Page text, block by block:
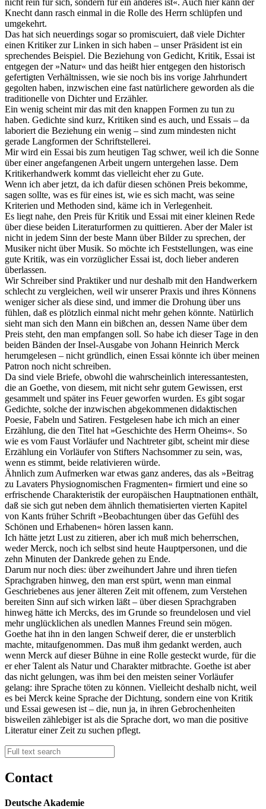
nicht rein für sich, sondern für ein anderes ist«. Auch hier kann der
Knecht dann rasch einmal in die Rolle des Herrn schlüpfen und
umgekehrt.
Das hat sich neuerdings sogar so promiscuiert, daß viele Dichter
einen Kritiker zur Linken in sich haben – unser Präsident ist ein
sprechendes Beispiel. Die Beziehung von Gedicht, Kritik, Essai ist
entgegen der »Natur« und das heißt hier entgegen den historisch
gefertigten Verhältnissen, wie sie noch bis ins vorige Jahrhundert
gegolten haben, inzwischen eine fast natürlichere geworden als die
traditionelle von Dichter und Erzähler.
Ein wenig scheint mir das mit den knappen Formen zu tun zu
haben. Gedichte sind kurz, Kritiken sind es auch, und Essais – da
laboriert die Beziehung ein wenig – sind zum mindesten nicht
gerade Langformen der Schriftstellerei.
Mir wird ein Essai bis zum heutigen Tag schwer, weil ich die Sonne
über einer angefangenen Arbeit ungern untergehen lasse. Dem
Kritikerhandwerk kommt das vielleicht eher zu Gute.
Wenn ich aber jetzt, da ich dafür diesen schönen Preis bekomme,
sagen sollte, was es für eines ist, wie es sich macht, was seine
Kriterien und Methoden sind, käme ich in Verlegenheit.
Es liegt nahe, den Preis für Kritik und Essai mit einer kleinen Rede
über diese beiden Literaturformen zu quittieren. Aber der Maler ist
nicht in jedem Sinn der beste Mann über Bilder zu sprechen, der
Musiker nicht über Musik. So möchte ich Feststellungen, was eine
gute Kritik, was ein vorzüglicher Essai ist, doch lieber anderen
überlassen.
Wir Schreiber sind Praktiker und nur deshalb mit den Handwerkern
schlecht zu vergleichen, weil wir unserer Praxis und ihres Könnens
weniger sicher als diese sind, und immer die Drohung über uns
fühlen, daß es plötzlich einmal nicht mehr gehen könnte. Natürlich
sieht man sich den Mann ein bißchen an, dessen Name über dem
Preis steht, den man empfangen soll. So habe ich dieser Tage in den
beiden Bänden der Insel-Ausgabe von Johann Heinrich Merck
herumgelesen – nicht gründlich, einen Essai könnte ich über meinen
Patron noch nicht schreiben.
Da sind viele Briefe, obwohl die wahrscheinlich interessantesten,
die an Goethe, von diesem, mit nicht sehr gutem Gewissen, erst
gesammelt und später ins Feuer geworfen wurden. Es gibt sogar
Gedichte, solche der inzwischen abgekommenen didaktischen
Poesie, Fabeln und Satiren. Festgelesen habe ich mich an einer
Erzählung, die den Titel hat »Geschichte des Herrn Oheims«. So
wie es vom Faust Vorläufer und Nachtreter gibt, scheint mir diese
Erzählung ein Vorläufer von Stifters Nachsommer zu sein, was,
wenn es stimmt, beide relativieren würde.
Ähnlich zum Aufmerken war etwas ganz anderes, das als »Beitrag
zu Lavaters Physiognomischen Fragmenten« firmiert und eine so
erfrischende Charakteristik der europäischen Hauptnationen enthält,
daß sie sich gut neben dem ähnlich thematisierten vierten Kapitel
von Kants früher Schrift »Beobachtungen über das Gefühl des
Schönen und Erhabenen« hören lassen kann.
Ich hätte jetzt Lust zu zitieren, aber ich muß mich beherrschen,
weder Merck, noch ich selbst sind heute Hauptpersonen, und die
zehn Minuten der Dankrede gehen zu Ende.
Darum nur noch dies: über zweihundert Jahre und ihren tiefen
Sprachgraben hinweg, den man erst spürt, wenn man einmal
Geschriebenes aus jener älteren Zeit mit offenem, zum Verstehen
bereiten Sinn auf sich wirken läßt – über diesen Sprachgraben
hinweg hätte ich Mercks, des im Grunde so freundelosen und viel
mehr unglücklichen als unedlen Mannes Freund sein mögen.
Goethe hat ihn in den langen Schweif derer, die er unsterblich
machte, mitaufgenommen. Das muß ihm gedankt werden, auch
wenn Merck auf dieser Bühne in eine Rolle gesteckt wurde, für die
er eher Talent als Natur und Charakter mitbrachte. Goethe ist aber
das nicht gelungen, was ihm bei den meisten seiner Vorläufer
gelang: ihre Sprache töten zu können. Vielleicht deshalb nicht, weil
es bei Merck keine Sprache der Dichtung, sondern eine von Kritik
und Essai gewesen ist – die, nun ja, in ihren Gebrochenheiten
bisweilen zählebiger ist als die Sprache dort, wo man die positive
Literatur einer Zeit zu suchen pflegt.
Contact
Deutsche Akademie